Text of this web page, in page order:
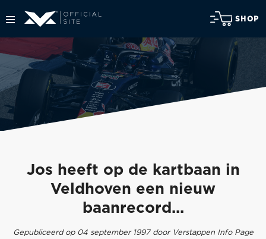
SHOP
Jos heeft op de kartbaan in
Veldhoven een nieuw
baanrecord...
Gepubliceerd op 04 september 1997 door Verstappen Info Page